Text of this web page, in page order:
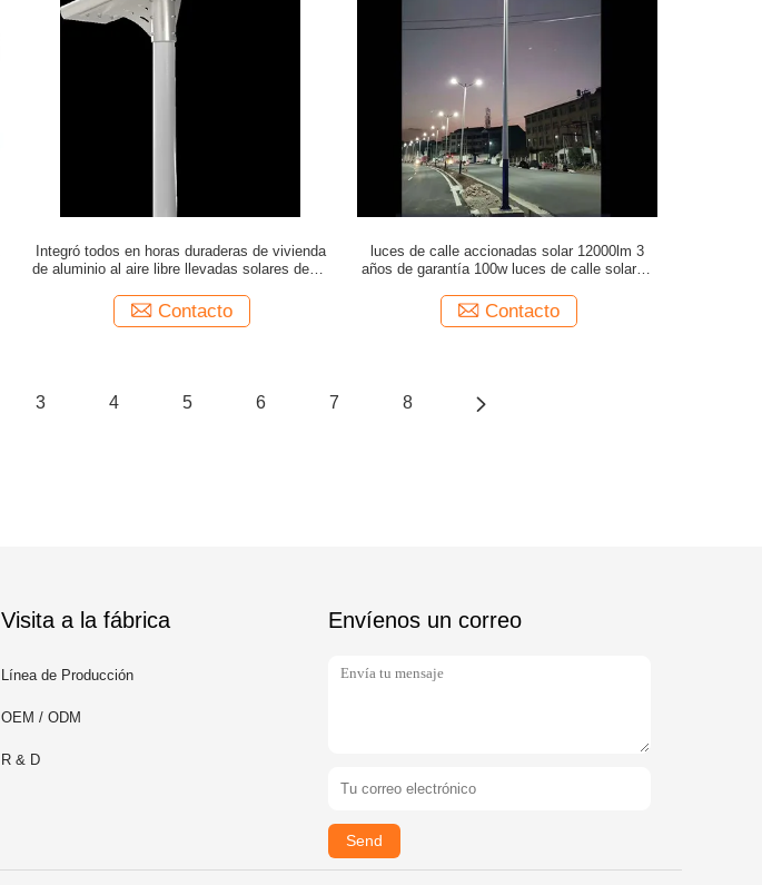
Integró todos en horas duraderas de vivienda
de aluminio al aire libre llevadas solares de un
Contacto
luces de calle accionadas solar 12000lm 3
años de garantía 100w luces de calle solares
Contacto
3 4 5 6 7 8
Visita a la fábrica
Línea de Producción
OEM / ODM
R & D
Envíenos un correo
Send